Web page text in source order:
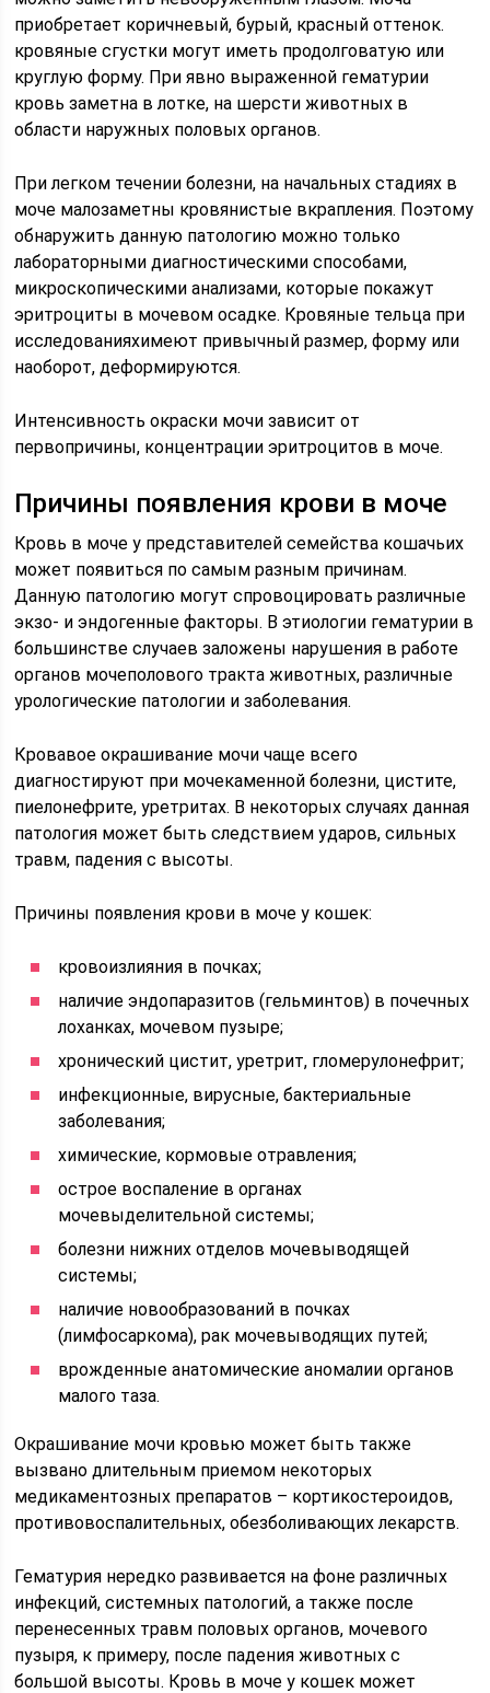
приобретает коричневый, бурый, красный оттенок.
кровяные сгустки могут иметь продолговатую или
круглую форму. При явно выраженной гематурии
кровь заметна в лотке, на шерсти животных в
области наружных половых органов.
При легком течении болезни, на начальных стадиях в
моче малозаметны кровянистые вкрапления. Поэтому
обнаружить данную патологию можно только
лабораторными диагностическими способами,
микроскопическими анализами, которые покажут
эритроциты в мочевом осадке. Кровяные тельца при
исследованияхимеют привычный размер, форму или
наоборот, деформируются.
Интенсивность окраски мочи зависит от
первопричины, концентрации эритроцитов в моче.
Причины появления крови в моче
Кровь в моче у представителей семейства кошачьих
может появиться по самым разным причинам.
Данную патологию могут спровоцировать различные
экзо- и эндогенные факторы. В этиологии гематурии в
большинстве случаев заложены нарушения в работе
органов мочеполового тракта животных, различные
урологические патологии и заболевания.
Кровавое окрашивание мочи чаще всего
диагностируют при мочекаменной болезни, цистите,
пиелонефрите, уретритах. В некоторых случаях данная
патология может быть следствием ударов, сильных
травм, падения с высоты.
Причины появления крови в моче у кошек:
кровоизлияния в почках;
наличие эндопаразитов (гельминтов) в почечных
лоханках, мочевом пузыре;
хронический цистит, уретрит, гломерулонефрит;
инфекционные, вирусные, бактериальные
заболевания;
химические, кормовые отравления;
острое воспаление в органах
мочевыделительной системы;
болезни нижних отделов мочевыводящей
системы;
наличие новообразований в почках
(лимфосаркома), рак мочевыводящих путей;
врожденные анатомические аномалии органов
малого таза.
Окрашивание мочи кровью может быть также
вызвано длительным приемом некоторых
медикаментозных препаратов – кортикостероидов,
противовоспалительных, обезболивающих лекарств.
Гематурия нередко развивается на фоне различных
инфекций, системных патологий, а также после
перенесенных травм половых органов, мочевого
пузыря, к примеру, после падения животных с
большой высоты. Кровь в моче у кошек может